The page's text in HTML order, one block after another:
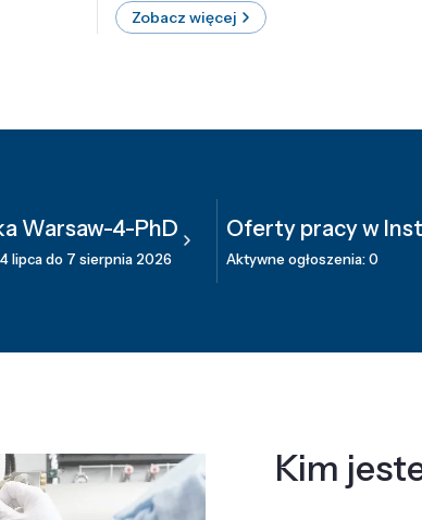
Zobacz więcej
Warsaw-4-PhD
lipca do 7 sierpnia 2026
Oferty pracy w
Aktywne ogłoszenia: 0
Kim